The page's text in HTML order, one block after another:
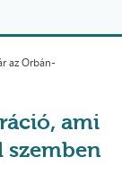
az Orbán-
ami
szemben